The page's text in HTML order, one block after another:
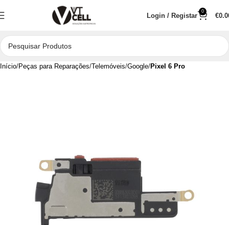
Login / Registar
0
€
Início Peças para Reparações Telemóveis Google Pixel 6 Pro